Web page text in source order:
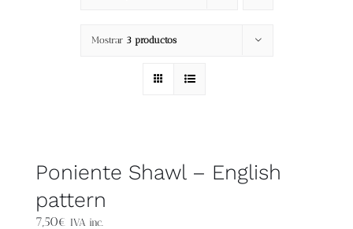
About
Tienda
Videos
Mostrar 3 productos
Poniente Shawl – English
pattern
7,50€ IVA inc.